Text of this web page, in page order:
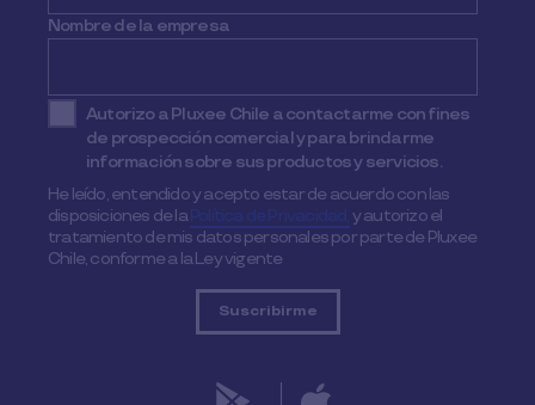
Nombre de la empresa
Autorizo a Pluxee Chile a contactarme con fines
de prospección comercial y para brindarme
información sobre sus productos y servicios.
He leído, entendido y acepto estar de acuerdo con las
disposiciones de laPolítica de Privacidad,y autorizo el
tratamiento de mis datos personales por parte de Pluxee
Chile, conforme a la Ley vigente